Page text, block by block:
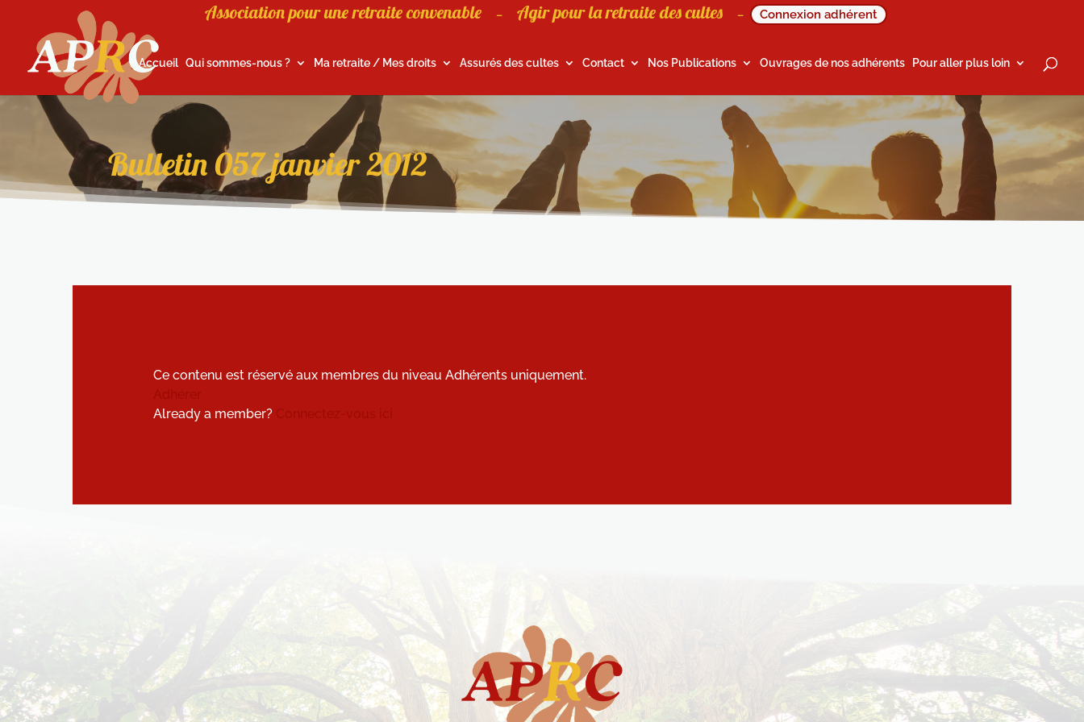
Association pour une retraite convenable – Agir pour la retraite des cultes – Connexion adhérent
Accueil Qui sommes-nous ? Ma retraite / Mes droits Assurés des cultes Contact Nos Publications Ouvrages de nos adhérents Pour aller plus loin
Bulletin 057 janvier 2012
Ce contenu est réservé aux membres du niveau Adhérents uniquement.
Already a member?